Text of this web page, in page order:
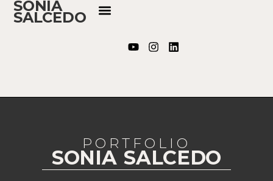
SONIA
SALCEDO
PORTFOLIO
SONIA SALCEDO